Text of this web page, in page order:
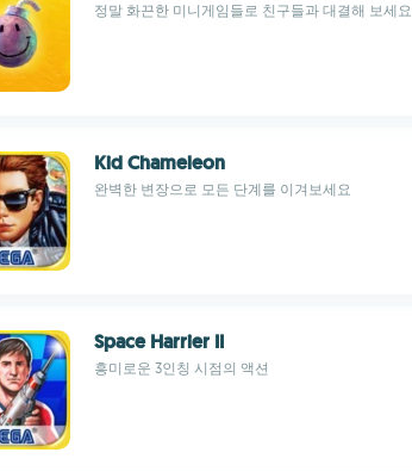
정말 화끈한 미니게임들로 친구들과 대결해 보세요
Kid Chameleon
완벽한 변장으로 모든 단계를 이겨보세요
Space Harrier II
흥미로운 3인칭 시점의 액션